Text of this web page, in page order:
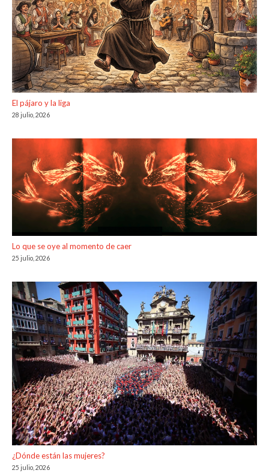
El pájaro y la liga
28 julio, 2026
Lo que se oye al momento de caer
25 julio, 2026
¿Dónde están las mujeres?
25 julio, 2026